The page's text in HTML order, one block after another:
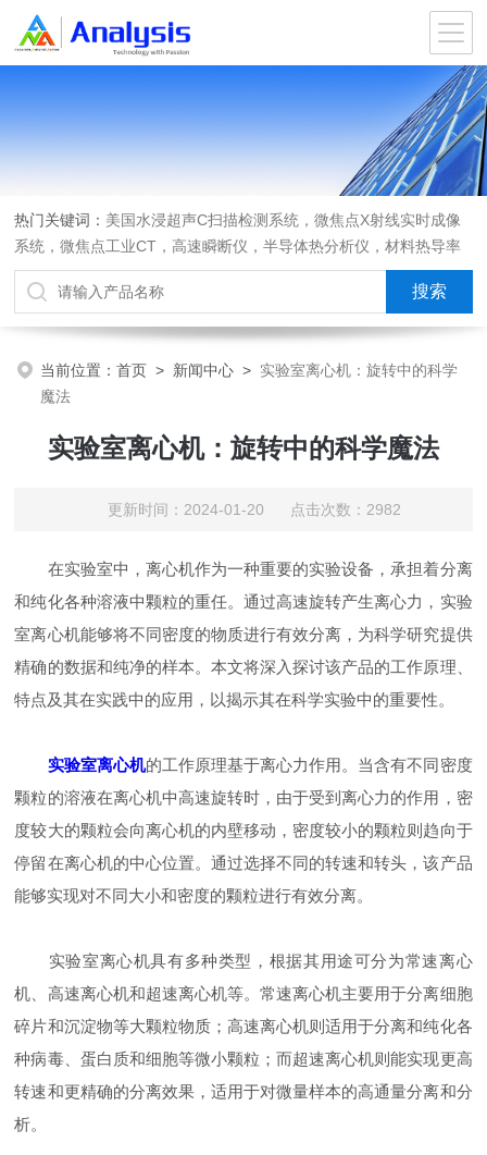
热门关键词： 美国水浸超声C扫描检测系统，微焦点X射线实时成像
系统，微焦点工业CT，高速瞬断仪，半导体热分析仪，材料热导率
测试仪，材料热膨胀系数测试仪，进口离心机，可编程匀胶机烤胶机
热板，光弹仪应力双折射仪
当前位置：首页 > 新闻中心 > 实验室离心机：旋转中的科学
魔法
实验室离心机：旋转中的科学魔法
更新时间：2024-01-20 点击次数：2982
在实验室中，离心机作为一种重要的实验设备，承担着分离
和纯化各种溶液中颗粒的重任。通过高速旋转产生离心力，实验
室离心机能够将不同密度的物质进行有效分离，为科学研究提供
精确的数据和纯净的样本。本文将深入探讨该产品的工作原理、
特点及其在实践中的应用，以揭示其在科学实验中的重要性。
实验室离心机的工作原理基于离心力作用。当含有不同密度
颗粒的溶液在离心机中高速旋转时，由于受到离心力的作用，密
度较大的颗粒会向离心机的内壁移动，密度较小的颗粒则趋向于
停留在离心机的中心位置。通过选择不同的转速和转头，该产品
能够实现对不同大小和密度的颗粒进行有效分离。
实验室离心机具有多种类型，根据其用途可分为常速离心
机、高速离心机和超速离心机等。常速离心机主要用于分离细胞
碎片和沉淀物等大颗粒物质；高速离心机则适用于分离和纯化各
种病毒、蛋白质和细胞等微小颗粒；而超速离心机则能实现更高
转速和更精确的分离效果，适用于对微量样本的高通量分离和分
析。